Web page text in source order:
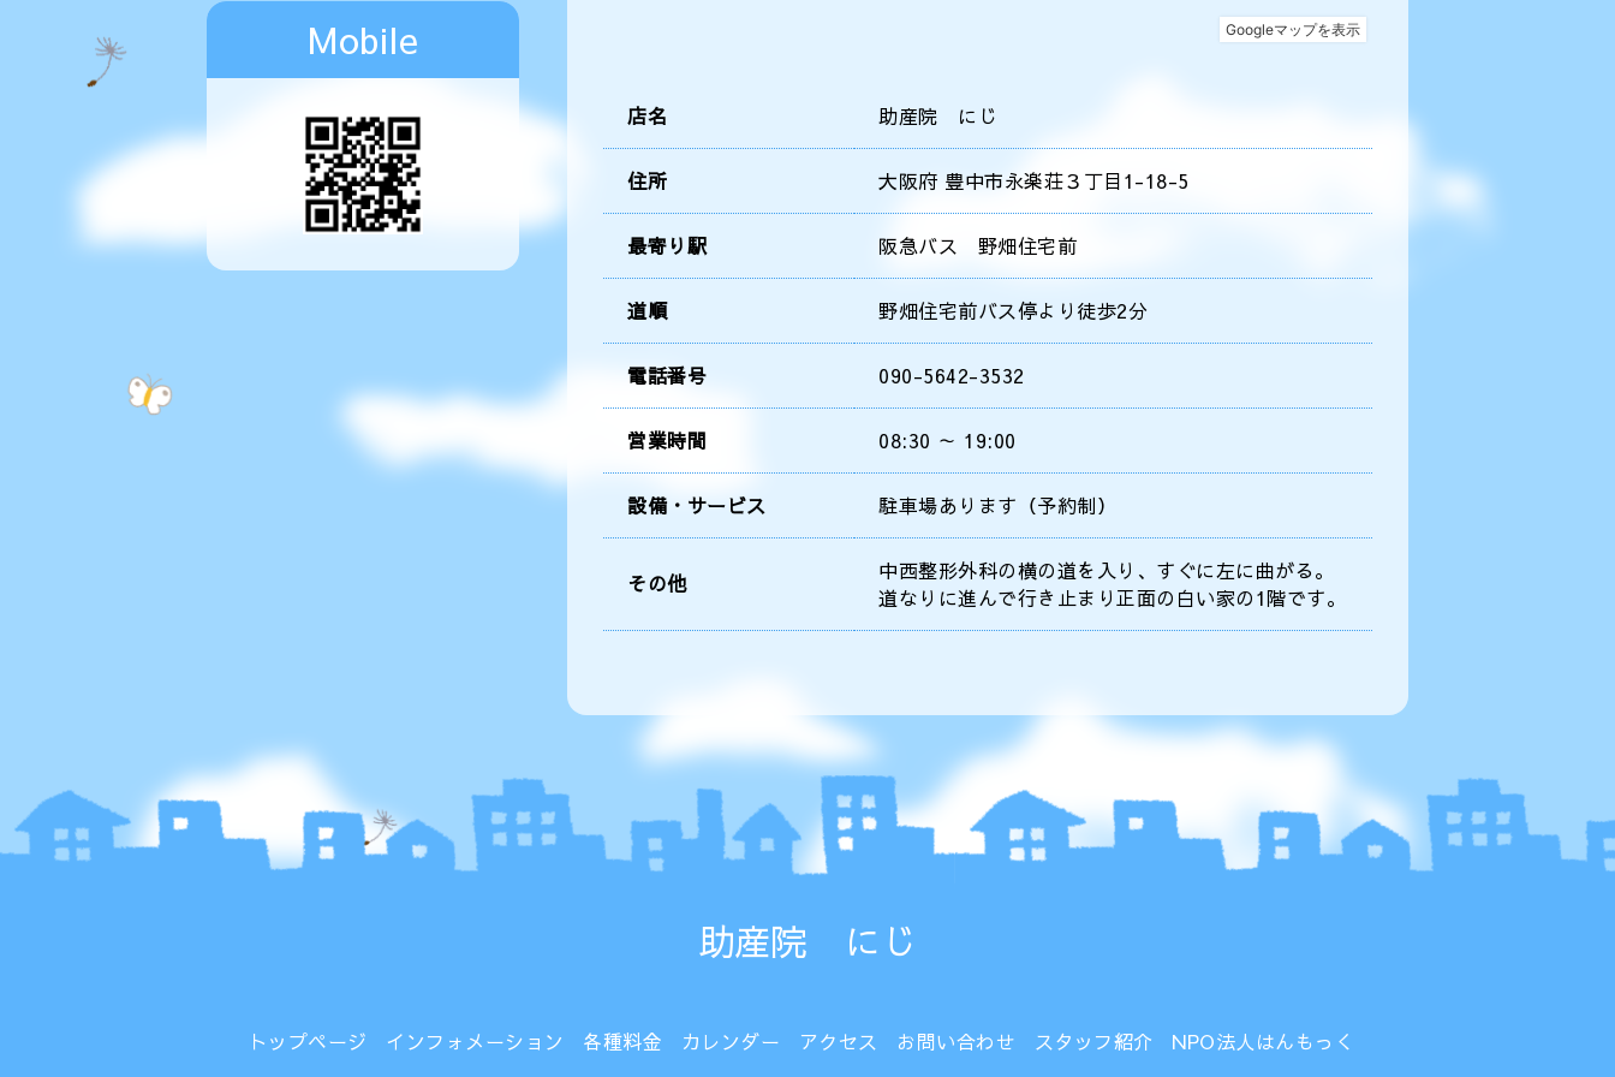
店名 助産院 にじ
住所 大阪府 豊中市永楽荘３丁目1-18-5
最寄り駅 阪急バス 野畑住宅前
道順 野畑住宅前バス停より徒歩2分
電話番号 090-5642-3532
営業時間 08:30 ～ 19:00
設備・サービス 駐車場あります（予約制）
その他
中西整形外科の横の道を入り、すぐに左に曲がる。
道なりに進んで行き止まり正面の白い家の1階です。
Mobile
助産院 にじ
トップページ インフォメーション 各種料金 カレンダー アクセス お問い合わせ スタッフ紹介 NPO法人はんもっく